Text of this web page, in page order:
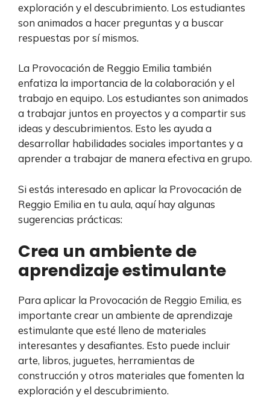
exploración y el descubrimiento. Los estudiantes
son animados a hacer preguntas y a buscar
respuestas por sí mismos.
La Provocación de Reggio Emilia también
enfatiza la importancia de la colaboración y el
trabajo en equipo. Los estudiantes son animados
a trabajar juntos en proyectos y a compartir sus
ideas y descubrimientos. Esto les ayuda a
desarrollar habilidades sociales importantes y a
aprender a trabajar de manera efectiva en grupo.
Si estás interesado en aplicar la Provocación de
Reggio Emilia en tu aula, aquí hay algunas
sugerencias prácticas:
Crea un ambiente de
aprendizaje estimulante
Para aplicar la Provocación de Reggio Emilia, es
importante crear un ambiente de aprendizaje
estimulante que esté lleno de materiales
interesantes y desafiantes. Esto puede incluir
arte, libros, juguetes, herramientas de
construcción y otros materiales que fomenten la
exploración y el descubrimiento.